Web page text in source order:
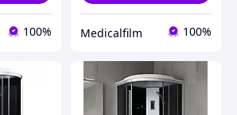
100% Medicalfilm 100%